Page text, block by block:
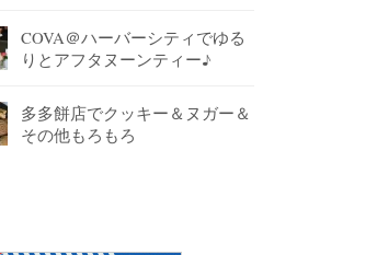
COVA＠ハーバーシティでゆる
りとアフタヌーンティー♪
多多餅店でクッキー＆ヌガー＆
その他もろもろ